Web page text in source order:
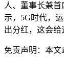
人、董事长兼
示，5G时代，
出分红，这会给
免责声明： 本文